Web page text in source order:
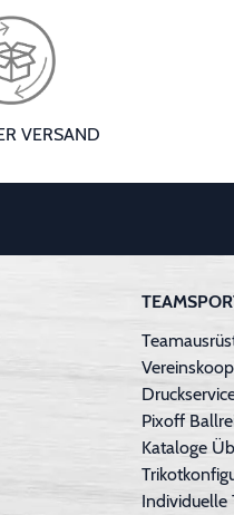
VERSAND
Pixoff
Kataloge
Individuelle